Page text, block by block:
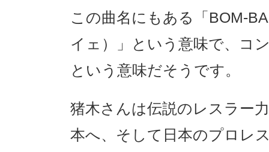
この曲名にもある「BOM-
イェ）」という意味で、コ
という意味だそうです。
猪木さんは伝説のレスラー
本へ、そして日本のプロレ